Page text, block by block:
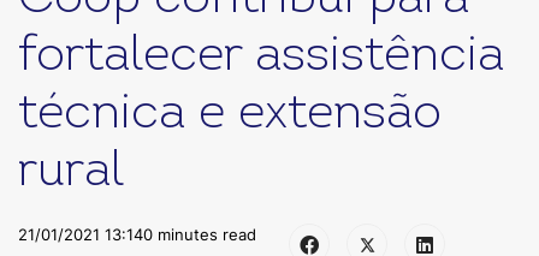
fortalecer assistência
técnica e extensão
rural
21/01/2021 13:140 minutes read